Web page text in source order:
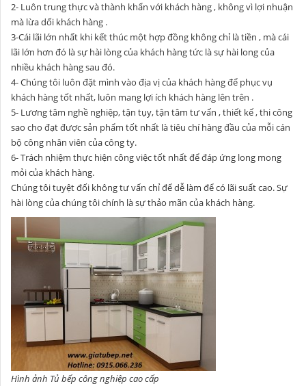
2- Luôn trung thực và thành khẩn với khách hàng , không vì lợi nhuận
mà lừa dối khách hàng .
3-Cái lãi lớn nhất khi kết thúc một hợp đồng không chỉ là tiền , mà cái
lãi lớn hơn đó là sự hài lòng của khách hàng tức là sự hài long của
nhiều khách hàng sau đó.
4- Chúng tôi luôn đặt mình vào địa vị của khách hàng để phục vụ
khách hàng tốt nhất, luôn mang lợi ích khách hàng lên trên .
5- Lương tâm nghề nghiệp, tận tụy, tận tâm tư vấn , thiết kế , thi công
sao cho đạt được sản phẩm tốt nhất là tiêu chí hàng đầu của mỗi cán
bộ công nhân viên của công ty.
6- Trách nhiệm thực hiện công việc tốt nhất để đáp ứng long mong
mỏi của khách hàng.
Chúng tôi tuyệt đối không tư vấn chỉ để dễ làm để có lãi suất cao. Sự
hài lòng của chúng tôi chính là sự thảo mãn của khách hàng.
Hình ảnh Tủ bếp công nghiệp cao cấp